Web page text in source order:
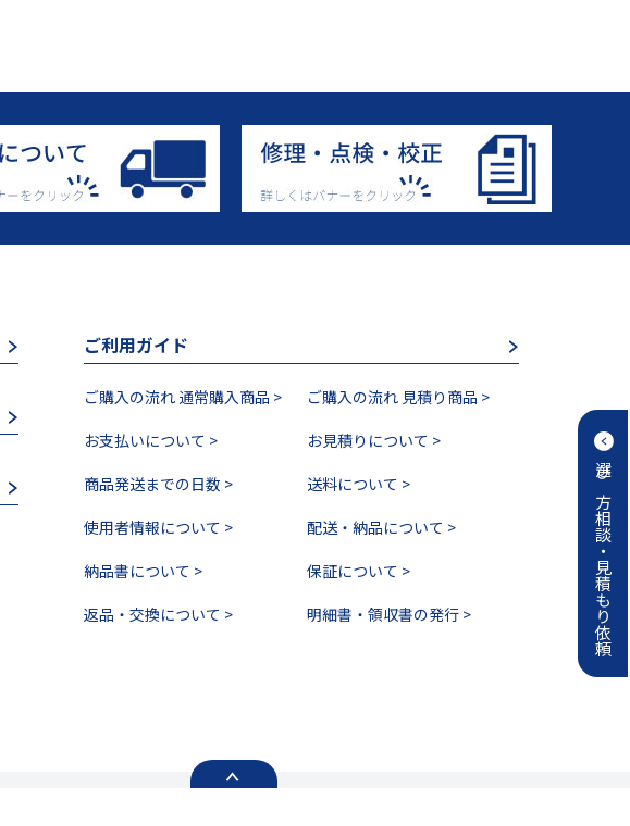
ご利用ガイド
ご購入の流れ 通常購入商品 >
ご購入の流れ 見積り商品 >
お支払いについて >
お見積りについて >
商品発送までの日数 >
送料について >
使用者情報について >
配送・納品について >
納品書について >
保証について >
返品・交換について >
明細書・領収書の発行 > 選び方相談・見積もり依頼